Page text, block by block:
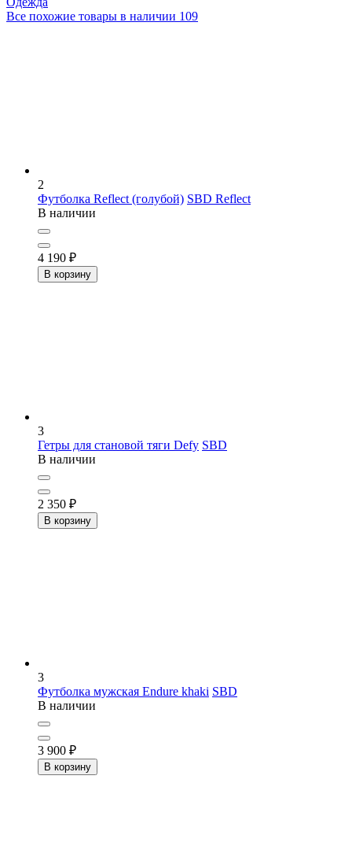
Все похожие товары в наличии 109
2
Футболка Reflect (голубой) SBD Reflect
В наличии
4 190 ₽
В корзину
3
Гетры для становой тяги Defy SBD
В наличии
2 350 ₽
В корзину
3
Футболка мужская Endure khaki SBD
В наличии
3 900 ₽
В корзину